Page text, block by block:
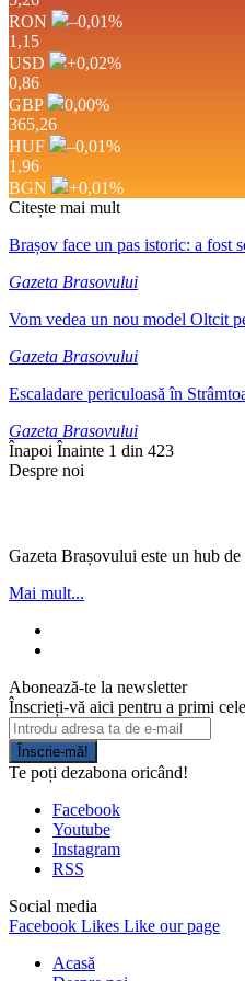
RON
–0,01%
1,15
USD
+0,02%
0,86
GBP
0,00%
365,26
HUF
–0,01%
1,96
BGN
+0,01%
Citește mai mult
Brașov face un pas istoric: a fost
Gazeta Brasovului
Vom vedea un nou model Oltcit
Gazeta Brasovului
Escaladare periculoasă în
Gazeta Brasovului
Înapoi Înainte 1 din 423
Despre noi
Gazeta Brașovului este un hub
Mai mult...
Abonează-te la newsletter
Înscrieți-vă aici pentru a primi
Înscrie-mă!
Te poți dezabona oricând!
Facebook
Youtube
Instagram
RSS
Social media
Facebook Likes Like our page
Acasă